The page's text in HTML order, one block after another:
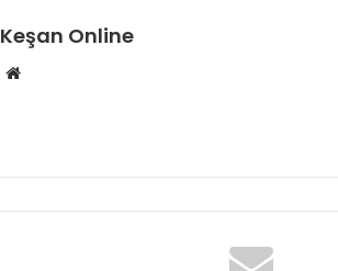
Keşan Online
Web